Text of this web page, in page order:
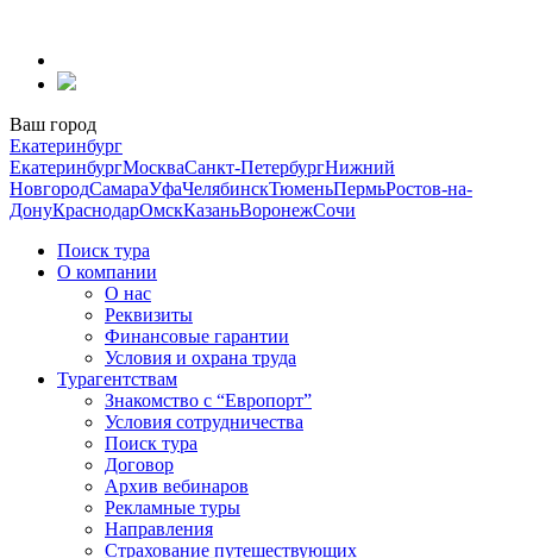
содержанию
Ваш город
Екатеринбург
ЕкатеринбургМоскваСанкт-ПетербургНижний
НовгородСамараУфаЧелябинскТюменьПермьРостов-на-
ДонуКраснодарОмскКазаньВоронежСочи
Поиск тура
О компании
О нас
Реквизиты
Финансовые гарантии
Условия и охрана труда
Турагентствам
Знакомство с “Европорт”
Условия сотрудничества
Поиск тура
Договор
Архив вебинаров
Рекламные туры
Направления
Страхование путешествующих